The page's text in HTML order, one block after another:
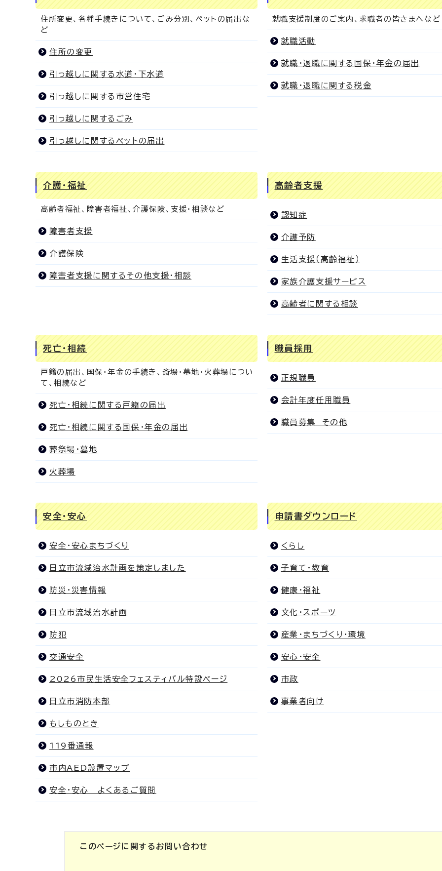
住所変更、各種手続きについて、ごみ分別、ペットの届出な
ど
住所の変更
引っ越しに関する水道・下水道
引っ越しに関する市営住宅
引っ越しに関するごみ
引っ越しに関するペットの届出
就職支援制度のご案内、求職者の皆さまへなど
就職活動
就職・退職に関する国保・年金の届出
就職・退職に関する税金
介護・福祉
高齢者福祉、障害者福祉、介護保険、支援・相談など
障害者支援
介護保険
障害者支援に関するその他支援・相談
高齢者支援
認知症
介護予防
生活支援（高齢福祉）
家族介護支援サービス
高齢者に関する相談
死亡・相続
戸籍の届出、国保・年金の手続き、斎場・墓地・火葬場につい
て、相続など
死亡・相続に関する戸籍の届出
死亡・相続に関する国保・年金の届出
葬祭場・墓地
火葬場
職員採用
正規職員
会計年度任用職員
職員募集 その他
安全・安心
安全・安心まちづくり
日立市流域治水計画を策定しました
防災・災害情報
日立市流域治水計画
防犯
交通安全
2026市民生活安全フェスティバル特設ページ
日立市消防本部
もしものとき
119番通報
市内AED設置マップ
安全・安心 よくあるご質問
申請書ダウンロード
くらし
子育て・教育
健康・福祉
文化・スポーツ
産業・まちづくり・環境
安心・安全
市政
事業者向け
このページに関する お問い合わせ